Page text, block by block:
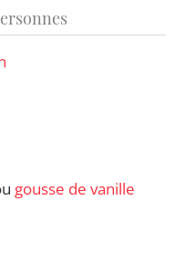
gousse de vanille